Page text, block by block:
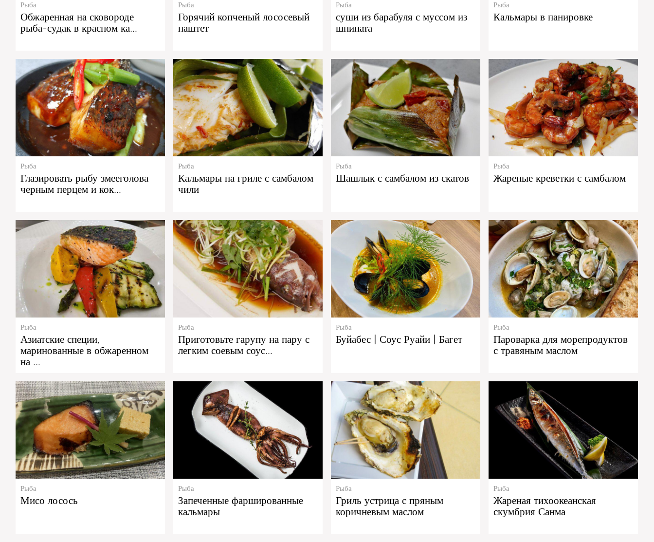
Рыба
Обжаренная на сковороде
рыба-судак в красном ка…
Рыба
Горячий копченый лососевый
паштет
Рыба
суши из барабуля с муссом из
шпината
Рыба
Кальмары в панировке
Рыба
Глазировать рыбу змееголова
черным перцем и кок…
Рыба
Кальмары на гриле с самбалом
чили
Рыба
Шашлык с самбалом из скатов
Рыба
Жареные креветки с самбалом
Рыба
Азиатские специи,
маринованные в обжаренном
на …
Рыба
Приготовьте гарупу на пару с
легким соевым соус…
Рыба
Буйабес | Соус Руайи | Багет
Рыба
Пароварка для морепродуктов
с травяным маслом
Рыба
Мисо лосось
Рыба
Запеченные фаршированные
кальмары
Рыба
Гриль устрица с пряным
коричневым маслом
Рыба
Жареная тихоокеанская
скумбрия Санма